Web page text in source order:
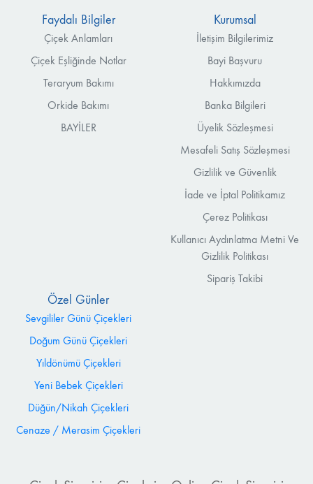
Faydalı Bilgiler
Çiçek Anlamları
Çiçek Eşliğinde Notlar
Teraryum Bakımı
Orkide Bakımı
BAYİLER
Kurumsal
İletişim Bilgilerimiz
Bayi Başvuru
Hakkımızda
Banka Bilgileri
Üyelik Sözleşmesi
Mesafeli Satış Sözleşmesi
Gizlilik ve Güvenlik
İade ve İptal Politikamız
Çerez Politikası
Kullanıcı Aydınlatma Metni Ve
Gizlilik Politikası
Sipariş Takibi
Özel Günler
Sevgililer Günü Çiçekleri
Doğum Günü Çiçekleri
Yıldönümü Çiçekleri
Yeni Bebek Çiçekleri
Düğün/Nikah Çiçekleri
Cenaze / Merasim Çiçekleri